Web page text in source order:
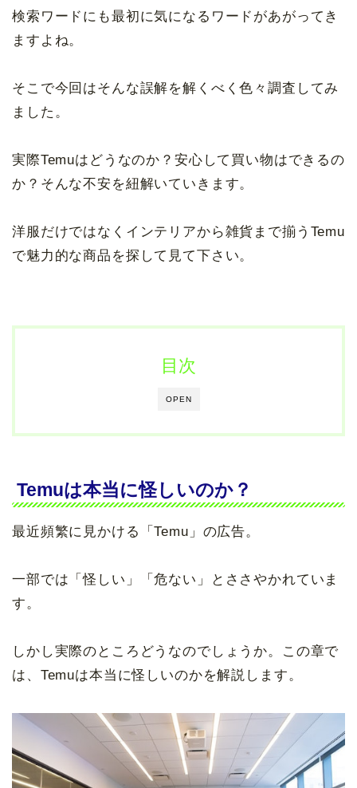
検索ワードにも最初に気になるワードがあがってき
ますよね。
そこで今回はそんな誤解を解くべく色々調査してみ
ました。
実際Temuはどうなのか？安心して買い物はできるの
か？そんな不安を紐解いていきます。
洋服だけではなくインテリアから雑貨まで揃うTemu
で魅力的な商品を探して見て下さい。
OPEN
目次
Temuは本当に怪しいのか？
最近頻繁に見かける「Temu」の広告。
一部では「怪しい」「危ない」とささやかれていま
す。
しかし実際のところどうなのでしょうか。この章で
は、Temuは本当に怪しいのかを解説します。